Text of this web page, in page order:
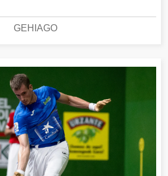
GEHIAGO